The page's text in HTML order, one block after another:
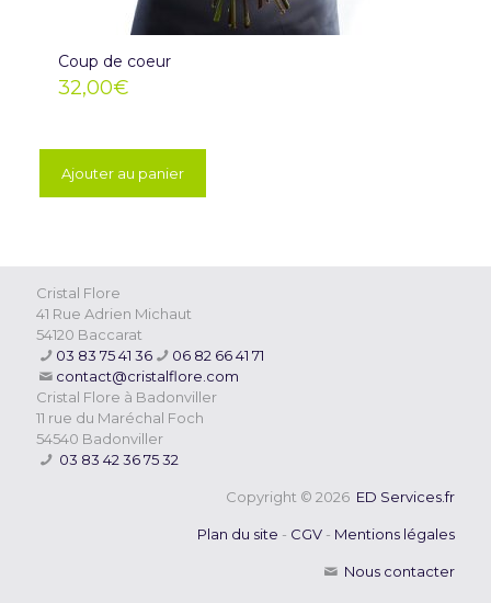
Coup de coeur
32,00€
Ajouter au panier
Cristal Flore
41 Rue Adrien Michaut
54120 Baccarat
03 83 75 41 36
06 82 66 41 71
contact@cristalflore.com
Cristal Flore à Badonviller
11 rue du Maréchal Foch
54540 Badonviller
03 83 42 36 75 32
Copyright © 2026 ED Services.fr
Plan du site - CGV - Mentions légales
Nous contacter